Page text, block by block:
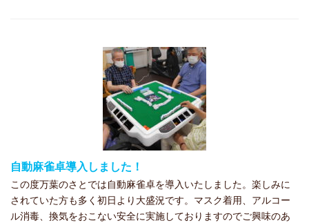
自動麻雀卓導入しました！
この度万葉のさとでは自動麻雀卓を導入いたしました。楽しみに
されていた方も多く初日より大盛況です。マスク着用、アルコー
ル消毒、換気をおこない安全に実施しておりますのでご興味のあ